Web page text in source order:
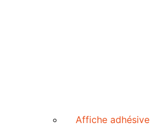
Affiche adhésive